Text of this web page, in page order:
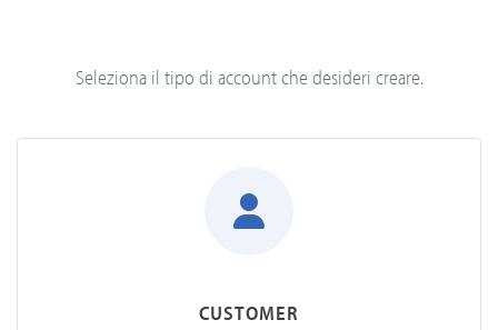
Seleziona il tipo di account che desideri creare.
CUSTOMER